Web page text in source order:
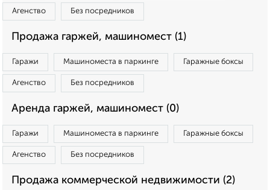
Агенство Без посредников
Продажа гаржей, машиномест (1)
Гаражи Машиноместа в паркинге Гаражные боксы
Агенство Без посредников
Аренда гаржей, машиномест (0)
Гаражи Машиноместа в паркинге Гаражные боксы
Агенство Без посредников
Продажа коммерческой недвижимости (2)